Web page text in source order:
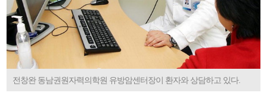
전창완 동남권원자력의학원 유방암센터장이 환자와 상담하고 있다.